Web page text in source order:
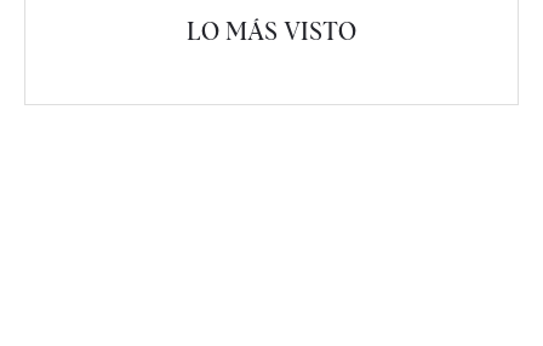
LO MÁS VISTO